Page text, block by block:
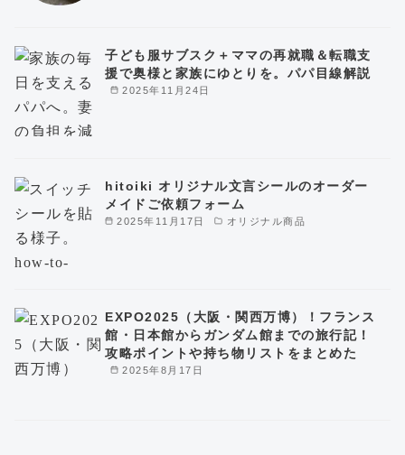
2025年11月24日
子ども服サブスク＋ママの再就職＆転職支
援で奥様と家族にゆとりを。パパ目線解説
2025年11月17日 オリジナル商品
hitoiki オリジナル文言シールのオーダー
メイドご依頼フォーム
2025年8月17日
EXPO2025（大阪・関西万博）！フランス
館・日本館からガンダム館までの旅行記！
攻略ポイントや持ち物リストをまとめた